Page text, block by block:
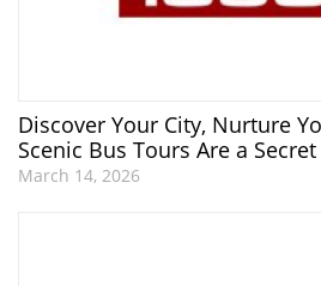
Discover Your City, Nurture
Scenic Bus Tours Are a
March 14, 2026